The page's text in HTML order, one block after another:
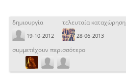
δημιουργία
19-10-2012
τελευταία καταχώρηση
28-06-2013
συμμετέχουν περισσότερο